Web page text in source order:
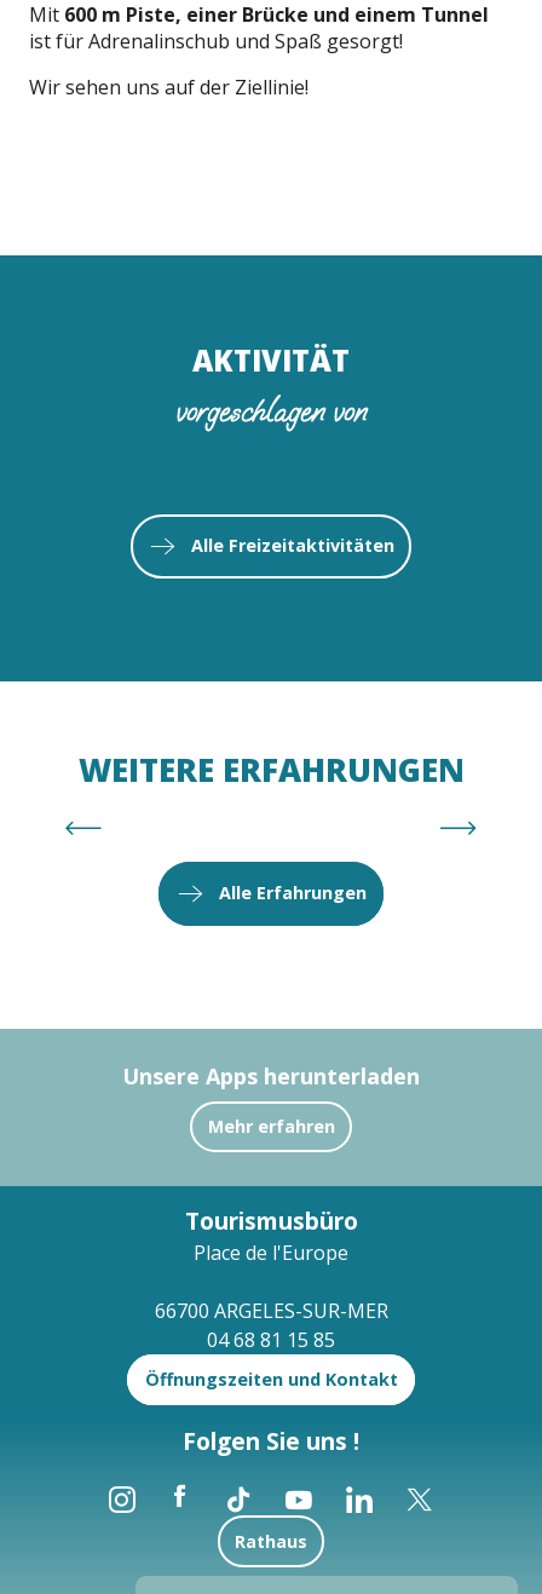
Mit 600 m Piste, einer Brücke und einem Tunnel
ist für Adrenalinschub und Spaß gesorgt!
Wir sehen uns auf der Ziellinie!
AKTIVITÄT
vorgeschlagen von
Mehr erfahren
Alle Freizeitaktivitäten
WEITERE ERFAHRUNGEN
Alle Erfahrungen
Unsere Apps herunterladen
Mehr erfahren
Tourismusbüro
Place de l'Europe
66700 ARGELES-SUR-MER
04 68 81 15 85
Öffnungszeiten und Kontakt
Folgen Sie uns !
Rathaus